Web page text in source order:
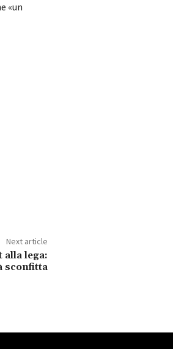
«un
Next article
alla lega:
sconfitta